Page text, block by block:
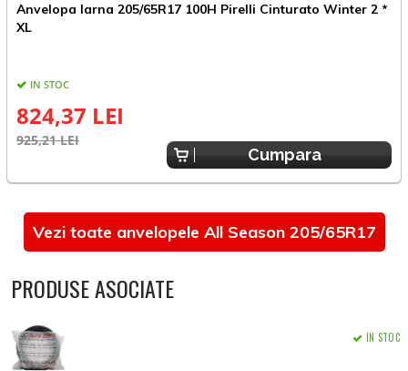
Anvelopa Iarna 205/65R17 100H Pirelli Cinturato Winter 2 *
XL
IN STOC
824,37 LEI
925,21 LEI
Cumpara
Vezi toate anvelopele All Season 205/65R17
PRODUSE ASOCIATE
IN STOC